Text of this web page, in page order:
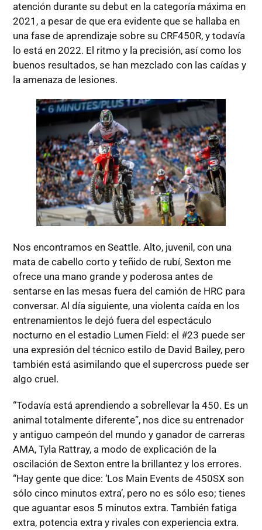
atención durante su debut en la categoría máxima en
2021, a pesar de que era evidente que se hallaba en
una fase de aprendizaje sobre su CRF450R, y todavía
lo está en 2022. El ritmo y la precisión, así como los
buenos resultados, se han mezclado con las caídas y
la amenaza de lesiones.
Nos encontramos en Seattle. Alto, juvenil, con una
mata de cabello corto y teñido de rubí, Sexton me
ofrece una mano grande y poderosa antes de
sentarse en las mesas fuera del camión de HRC para
conversar. Al día siguiente, una violenta caída en los
entrenamientos le dejó fuera del espectáculo
nocturno en el estadio Lumen Field: el #23 puede ser
una expresión del técnico estilo de David Bailey, pero
también está asimilando que el supercross puede ser
algo cruel.
“Todavía está aprendiendo a sobrellevar la 450. Es un
animal totalmente diferente”, nos dice su entrenador
y antiguo campeón del mundo y ganador de carreras
AMA, Tyla Rattray, a modo de explicación de la
oscilación de Sexton entre la brillantez y los errores.
“Hay gente que dice: ‘Los Main Events de 450SX son
sólo cinco minutos extra’, pero no es sólo eso; tienes
que aguantar esos 5 minutos extra. También fatiga
extra, potencia extra y rivales con experiencia extra.